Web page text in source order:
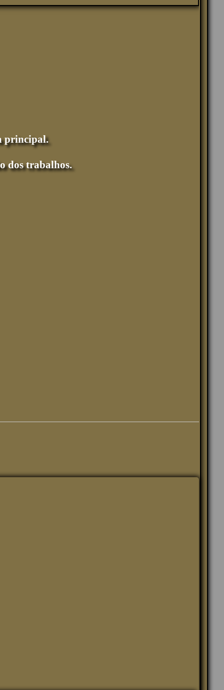
principal.
dos trabalhos.